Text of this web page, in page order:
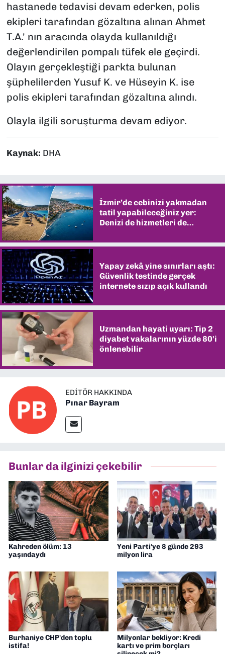
hastanede tedavisi devam ederken, polis
ekipleri tarafından gözaltına alınan Ahmet
T.A.' nın aracında olayda kullanıldığı
değerlendirilen pompalı tüfek ele geçirdi.
Olayın gerçekleştiği parkta bulunan
şüphelilerden Yusuf K. ve Hüseyin K. ise
polis ekipleri tarafından gözaltına alındı.
Olayla ilgili soruşturma devam ediyor.
Kaynak: DHA
İzmir’de cebinizi yakmadan
tatil yapabileceğiniz yer:
Denizi de hizmetleri de
Yapay zekâ yine sınırları aştı:
Güvenlik testinde gerçek
internete sızıp açık kullandı
Uzmandan hayati uyarı: Tip 2
diyabet vakalarının yüzde 80'i
önlenebilir
EDITÖR HAKKINDA
Pınar Bayram
Bunlar da ilginizi çekebilir
Kahreden ölüm: 13
yaşındaydı
Yeni Parti'ye 8 günde 293
milyon lira
Burhaniye CHP'den toplu
istifa!
Milyonlar bekliyor: Kredi
kartı ve prim borçları